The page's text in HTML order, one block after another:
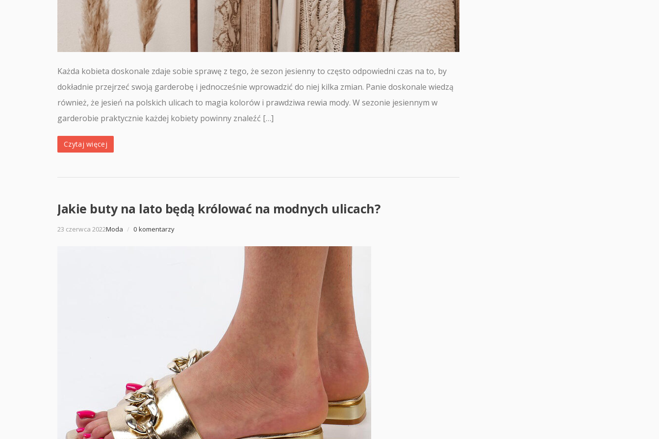
Każda kobieta doskonale zdaje sobie sprawę z tego, że sezon jesienny to często odpowiedni czas na to, by
dokładnie przejrzeć swoją garderobę i jednocześnie wprowadzić do niej kilka zmian. Panie doskonale wiedzą
również, że jesień na polskich ulicach to magia kolorów i prawdziwa rewia mody. W sezonie jesiennym w
garderobie praktycznie każdej kobiety powinny znaleźć […]
Czytaj więcej
Jakie buty na lato będą królować na modnych ulicach?
23 czerwca 2022Moda / 0 komentarzy